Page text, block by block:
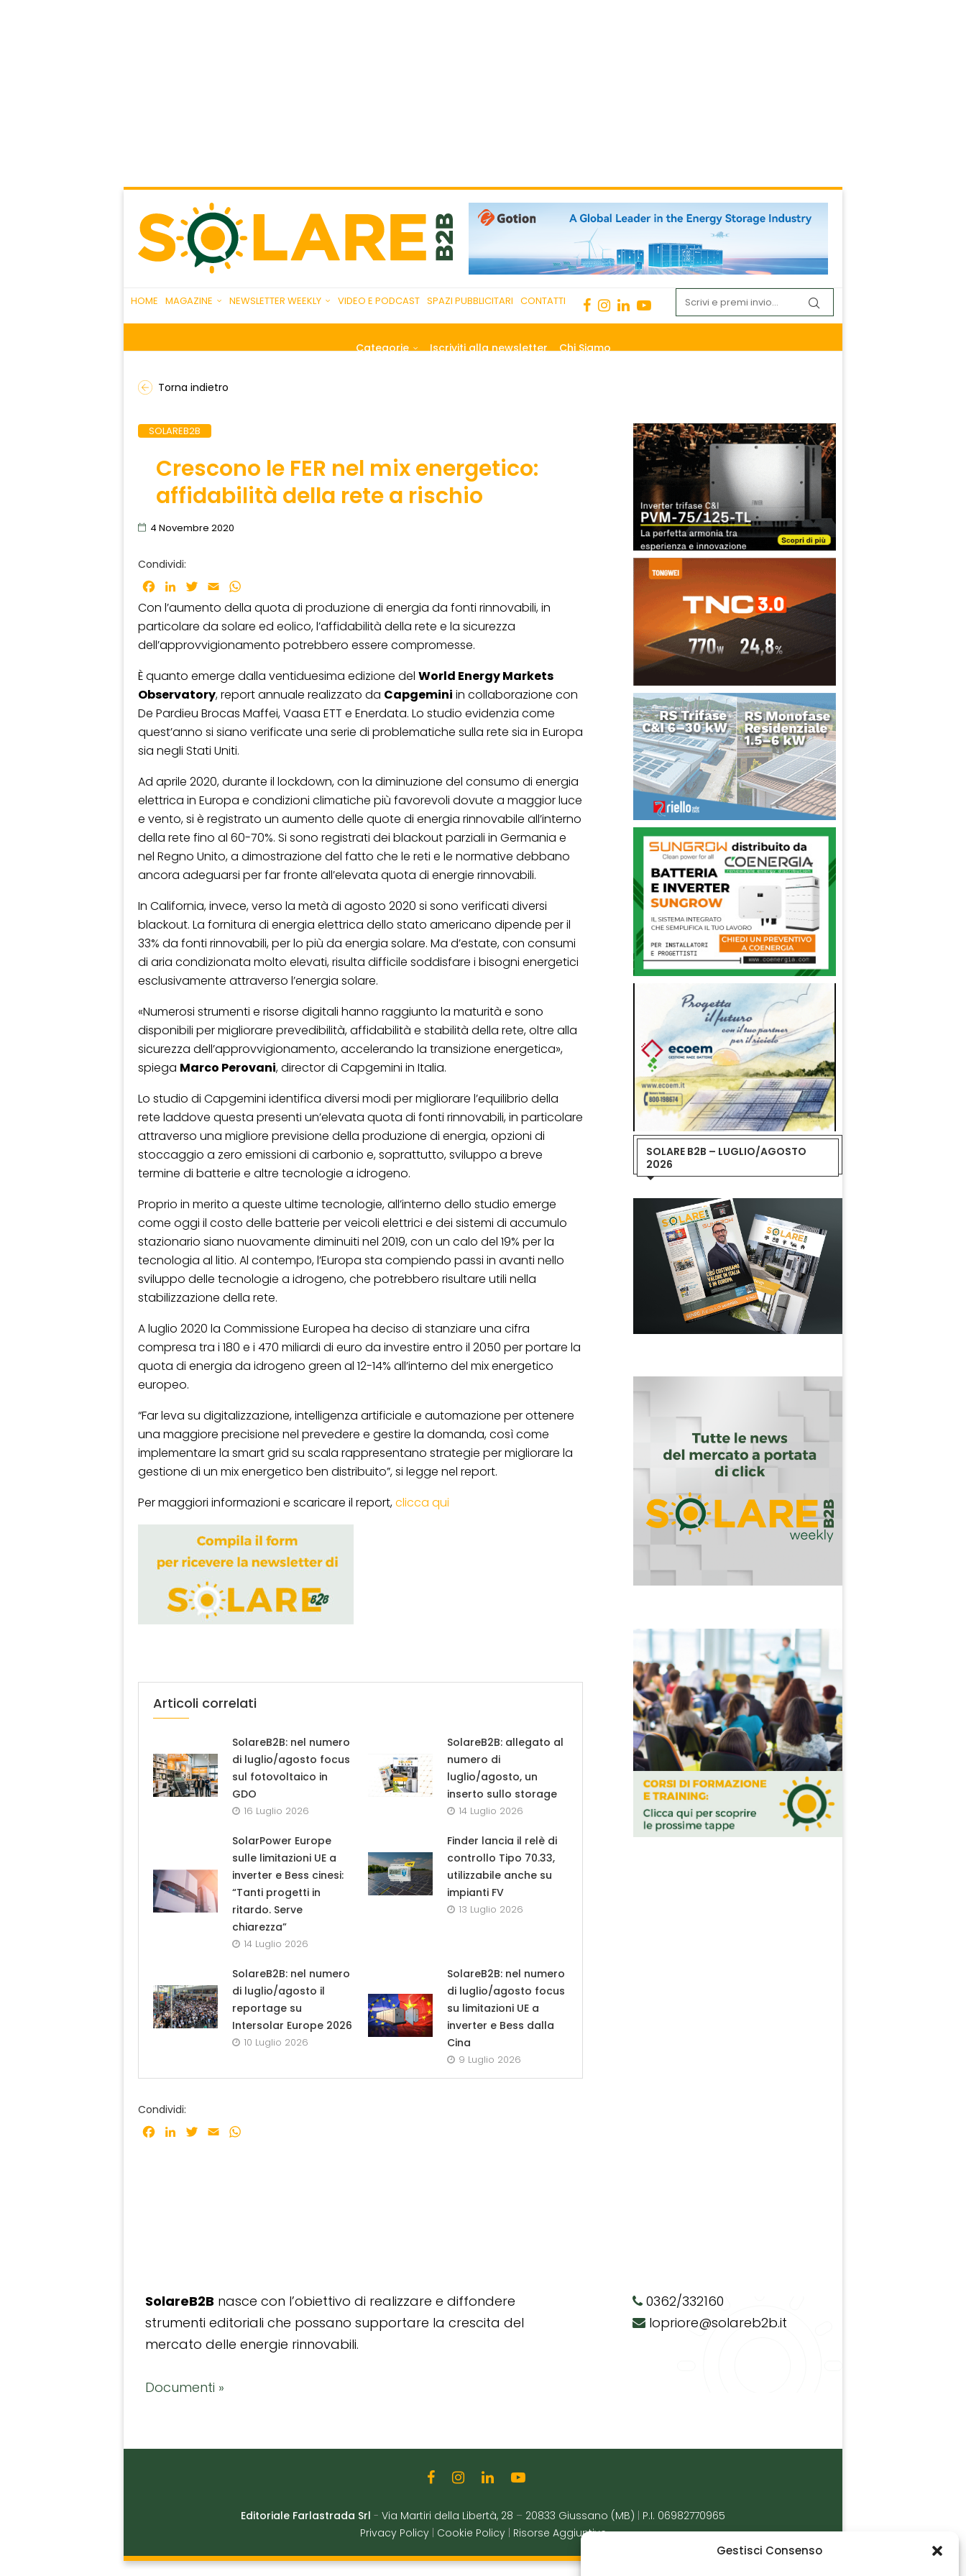
Gestisci Consenso
HOME MAGAZINE NEWSLETTER WEEKLY VIDEO E PODCAST SPAZI PUBBLICITARI CONTATTI
Categorie Iscriviti alla newsletter Chi Siamo
Torna indietro
SOLAREB2B
Crescono le FER nel mix energetico:
affidabilità della rete a rischio
4 Novembre 2020
Condividi:
Facebook
LinkedInTwitter
Email
Con l’aumento della quota di produzione di energia da fonti rinnovabili, in
particolare da solare ed eolico, l’affidabilità della rete e la sicurezza
dell’approvvigionamento potrebbero essere compromesse.
È quanto emerge dalla ventiduesima edizione del World Energy Markets
Observatory, report annuale realizzato da Capgemini in collaborazione con
De Pardieu Brocas Maffei, Vaasa ETT e Enerdata. Lo studio evidenzia come
quest’anno si siano verificate una serie di problematiche sulla rete sia in Europa
sia negli Stati Uniti.
Ad aprile 2020, durante il lockdown, con la diminuzione del consumo di energia
elettrica in Europa e condizioni climatiche più favorevoli dovute a maggior luce
e vento, si è registrato un aumento delle quote di energia rinnovabile all’interno
della rete fino al 60-70%. Si sono registrati dei blackout parziali in Germania e
nel Regno Unito, a dimostrazione del fatto che le reti e le normative debbano
ancora adeguarsi per far fronte all’elevata quota di energie rinnovabili.
In California, invece, verso la metà di agosto 2020 si sono verificati diversi
blackout. La fornitura di energia elettrica dello stato americano dipende per il
33% da fonti rinnovabili, per lo più da energia solare. Ma d’estate, con consumi
di aria condizionata molto elevati, risulta difficile soddisfare i bisogni energetici
esclusivamente attraverso l’energia solare.
«Numerosi strumenti e risorse digitali hanno raggiunto la maturità e sono
disponibili per migliorare prevedibilità, affidabilità e stabilità della rete, oltre alla
sicurezza dell’approvvigionamento, accelerando la transizione energetica»,
spiega Marco Perovani, director di Capgemini in Italia.
Lo studio di Capgemini identifica diversi modi per migliorare l’equilibrio della
rete laddove questa presenti un’elevata quota di fonti rinnovabili, in particolare
attraverso una migliore previsione della produzione di energia, opzioni di
stoccaggio a zero emissioni di carbonio e, soprattutto, sviluppo a breve
termine di batterie e altre tecnologie a idrogeno.
Proprio in merito a queste ultime tecnologie, all’interno dello studio emerge
come oggi il costo delle batterie per veicoli elettrici e dei sistemi di accumulo
stazionario siano nuovamente diminuiti nel 2019, con un calo del 19% per la
tecnologia al litio. Al contempo, l’Europa sta compiendo passi in avanti nello
sviluppo delle tecnologie a idrogeno, che potrebbero risultare utili nella
stabilizzazione della rete.
A luglio 2020 la Commissione Europea ha deciso di stanziare una cifra
compresa tra i 180 e i 470 miliardi di euro da investire entro il 2050 per portare la
quota di energia da idrogeno green al 12-14% all’interno del mix energetico
europeo.
“Far leva su digitalizzazione, intelligenza artificiale e automazione per ottenere
una maggiore precisione nel prevedere e gestire la domanda, così come
implementare la smart grid su scala rappresentano strategie per migliorare la
gestione di un mix energetico ben distribuito”, si legge nel report.
Per maggiori informazioni e scaricare il report,clicca qui
Articoli correlati
SolareB2B: nel numero
di luglio/agosto focus
sul fotovoltaico in
GDO
16 Luglio 2026
SolareB2B: allegato al
numero di
luglio/agosto, un
inserto sullo storage
14 Luglio 2026
SolarPower Europe
sulle limitazioni UE a
inverter e Bess cinesi:
“Tanti progetti in
ritardo. Serve
chiarezza”
14 Luglio 2026
Finder lancia il relè di
controllo Tipo 70.33,
utilizzabile anche su
impianti FV
13 Luglio 2026
SolareB2B: nel numero
di luglio/agosto il
reportage su
Intersolar Europe 2026
10 Luglio 2026
SolareB2B: nel numero
di luglio/agosto focus
su limitazioni UE a
inverter e Bess dalla
Cina
9 Luglio 2026
Condividi:
Facebook
LinkedInTwitter
Email
SOLARE B2B – LUGLIO/AGOSTO
2026
SolareB2B nasce con l’obiettivo di realizzare e diffondere
strumenti editoriali che possano supportare la crescita del
mercato delle energie rinnovabili.
Documenti »
0362/332160
lopriore@solareb2b.it
Editoriale Farlastrada Srl - Via Martiri della Libertà, 28 – 20833 Giussano (MB)
P.I. 06982770965
Privacy Policy
Cookie Policy Risorse Aggiuntive